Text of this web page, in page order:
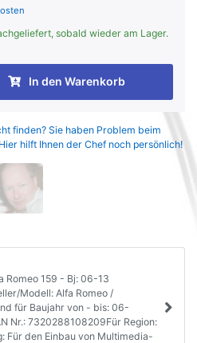
sobald wieder am Lager.
In den Warenkorb
finden? Sie haben Problem beim
hilft Ihnen der Chef noch persönlich!
Romeo 159 - Bj: 06-13
Modell: Alfa Romeo /
für Baujahr von - bis: 06-
Nr.: 7320288108209Für Region:
Für den Einbau von Multimedia-